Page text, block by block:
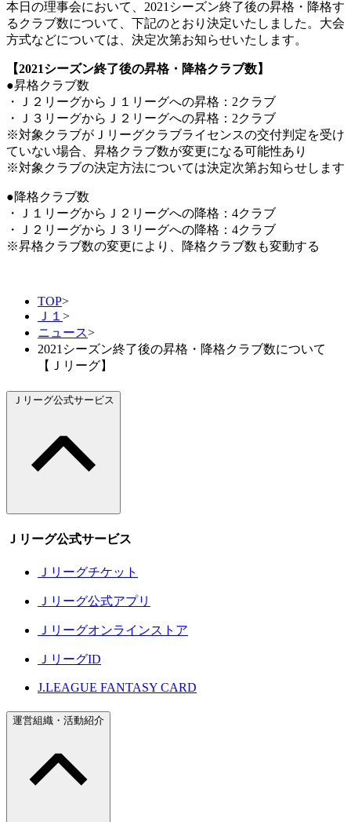
本日の理事会において、2021シーズン終了後の昇格・降格す
るクラブ数について、下記のとおり決定いたしました。大会
方式などについては、決定次第お知らせいたします。
【2021シーズン終了後の昇格・降格クラブ数】
●昇格クラブ数
・Ｊ２リーグからＪ１リーグへの昇格：2クラブ
・Ｊ３リーグからＪ２リーグへの昇格：2クラブ
※対象クラブがＪリーグクラブライセンスの交付判定を受け
ていない場合、昇格クラブ数が変更になる可能性あり
※対象クラブの決定方法については決定次第お知らせします
●降格クラブ数
・Ｊ１リーグからＪ２リーグへの降格：4クラブ
・Ｊ２リーグからＪ３リーグへの降格：4クラブ
※昇格クラブ数の変更により、降格クラブ数も変動する
TOP>
Ｊ１ >
ニュース>
2021シーズン終了後の昇格・降格クラブ数について
【Ｊリーグ】
Ｊリーグ公式サービス
Ｊリーグ公式サービス
Ｊリーグチケット
Ｊリーグ公式アプリ
Ｊリーグオンラインストア
ＪリーグID
J.LEAGUE FANTASY CARD
運営組織・活動紹介